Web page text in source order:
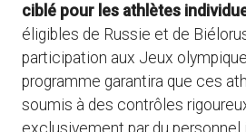
ciblé pour les athlètes
éligibles de Russie et de
participation aux Jeux
programme garantira que ces
soumis à des contrôles
exclusivement par du personnel